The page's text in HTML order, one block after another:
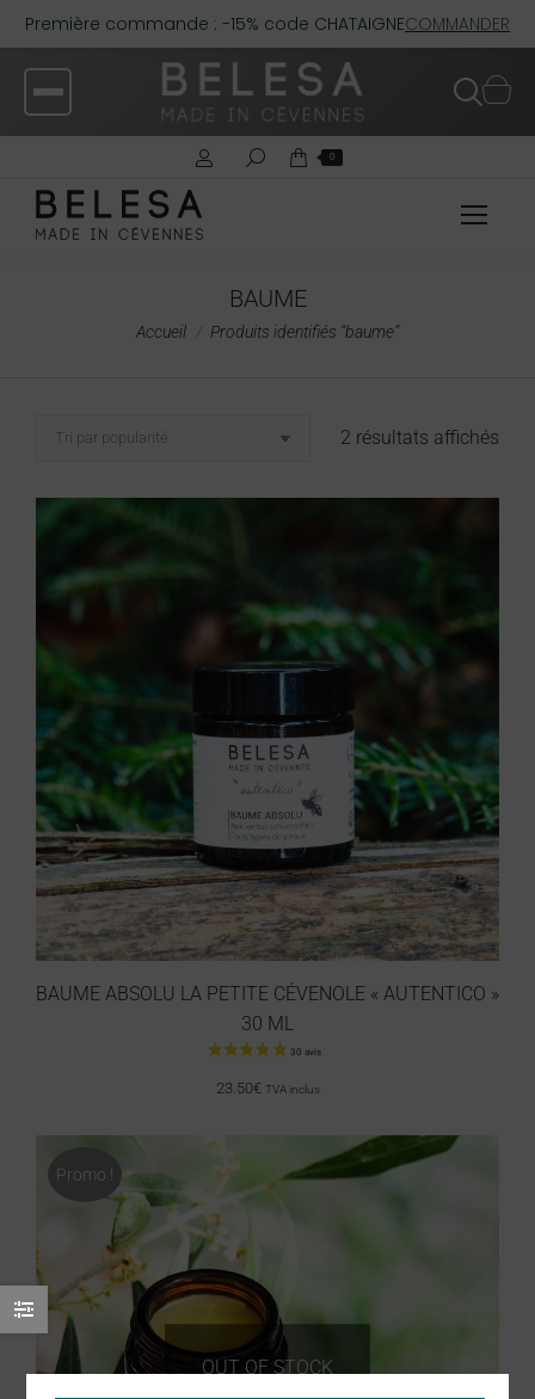
Première commande : -15% code CHATAIGNECOMMANDER
0
BAUME
Vous êtes ici :
Accueil Produits identifiés “baume”
2 résultats affichés
BAUME ABSOLU LA PETITE CÉVENOLE « AUTENTICO »
30 ML
23.50€ TVA inclus
Promo !
OUT OF STOCK